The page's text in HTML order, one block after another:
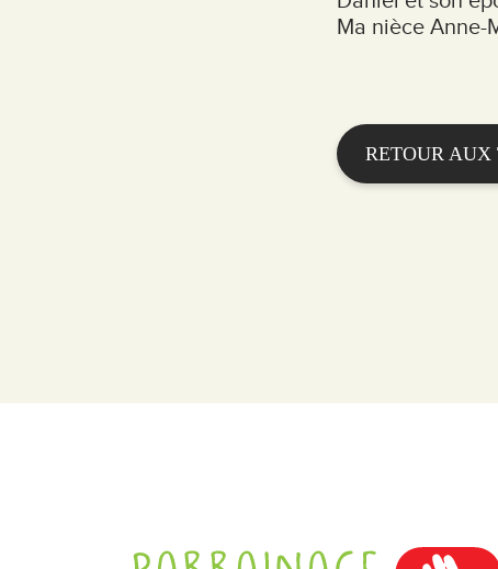
Ma nièce Anne-
RETOUR AUX